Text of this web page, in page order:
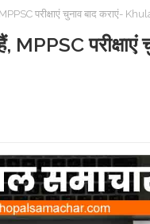
परीक्षाएं चुनाव बाद कराएं-